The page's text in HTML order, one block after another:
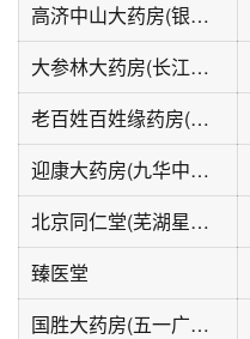
高济中山大药房(银湖南路店)
大参林大药房(长江中路店)
老百姓百姓缘药房(雍璟台店)
迎康大药房(九华中路店)
北京同仁堂(芜湖星悦广场店)
臻医堂
国胜大药房(五一广场店)